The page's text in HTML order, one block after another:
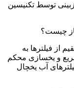
توسط تکنیسین
چیست؟
از فیلترها به
و یخسازی محکم
آب یخچال